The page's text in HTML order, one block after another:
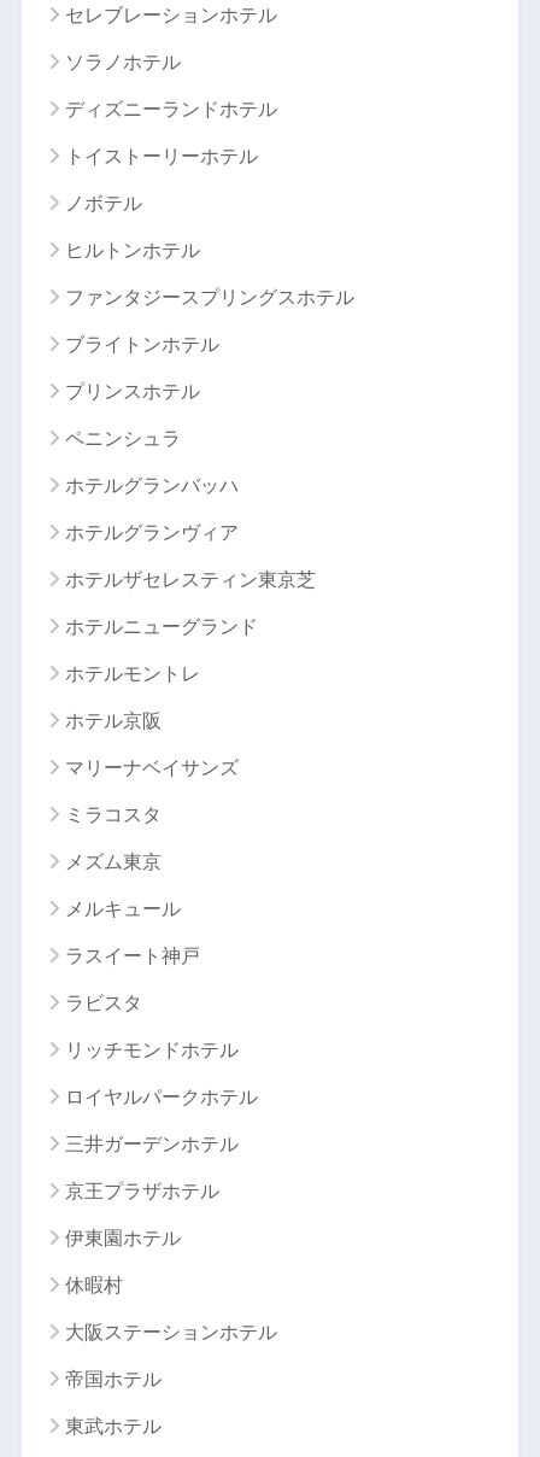
セレブレーションホテル
ソラノホテル
ディズニーランドホテル
トイストーリーホテル
ノボテル
ヒルトンホテル
ファンタジースプリングスホテル
ブライトンホテル
プリンスホテル
ペニンシュラ
ホテルグランバッハ
ホテルグランヴィア
ホテルザセレスティン東京芝
ホテルニューグランド
ホテルモントレ
ホテル京阪
マリーナベイサンズ
ミラコスタ
メズム東京
メルキュール
ラスイート神戸
ラビスタ
リッチモンドホテル
ロイヤルパークホテル
三井ガーデンホテル
京王プラザホテル
伊東園ホテル
休暇村
大阪ステーションホテル
帝国ホテル
東武ホテル